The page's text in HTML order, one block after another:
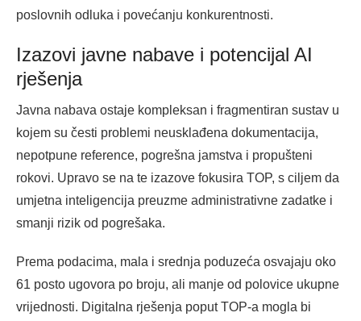
poslovnih odluka i povećanju konkurentnosti.
Izazovi javne nabave i potencijal AI
rješenja
Javna nabava ostaje kompleksan i fragmentiran sustav u
kojem su česti problemi neusklađena dokumentacija,
nepotpune reference, pogrešna jamstva i propušteni
rokovi. Upravo se na te izazove fokusira TOP, s ciljem da
umjetna inteligencija preuzme administrativne zadatke i
smanji rizik od pogrešaka.
Prema podacima, mala i srednja poduzeća osvajaju oko
61 posto ugovora po broju, ali manje od polovice ukupne
vrijednosti. Digitalna rješenja poput TOP-a mogla bi